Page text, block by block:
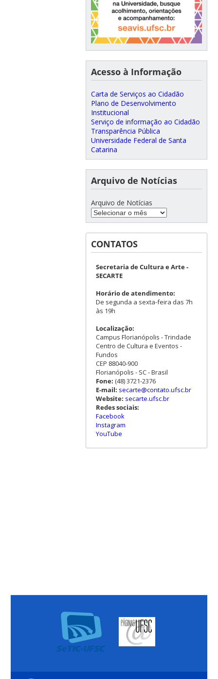
Acesso à Informação
Carta de Serviços ao Cidadão
Plano de Desenvolvimento
Institucional
Serviço de informação ao Cidadão
Transparência Pública
Universidade Federal de Santa
Catarina
Arquivo de Notícias
Arquivo de Notícias
CONTATOS
Secretaria de Cultura e Arte -
SECARTE
Horário de atendimento:
De segunda a sexta-feira das 7h
às 19h
Localização:
Campus Florianópolis - Trindade
Centro de Cultura e Eventos -
Fundos
CEP 88040-900
Florianópolis - SC - Brasil
Fone: (48) 3721-2376
E-mail: secarte@contato.ufsc.br
Website: secarte.ufsc.br
Redes sociais:
Facebook
Instagram
YouTube